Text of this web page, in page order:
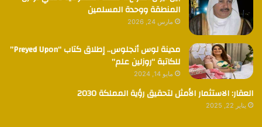
المنطقة ووحدة المسلمين
مارس 24, 2026
مدينة لوس أنجلوس.. إطلاق كتاب “Preyed Upon”
للكاتبة “روزلين علم”
مايو 14, 2024
العقار: الاستثمار الأمثل لتحقيق رؤية المملكة 2030
يناير 22, 2025